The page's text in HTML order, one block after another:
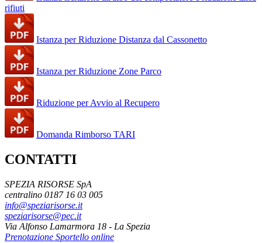
rifiuti
Istanza per Riduzione Distanza dal Cassonetto
Istanza per Riduzione Zone Parco
Riduzione per Avvio al Recupero
Domanda Rimborso TARI
CONTATTI
SPEZIA RISORSE SpA
centralino 0187 16 03 005
info@speziarisorse.it
speziarisorse@pec.it
Via Alfonso Lamarmora 18 - La Spezia
Prenotazione Sportello online